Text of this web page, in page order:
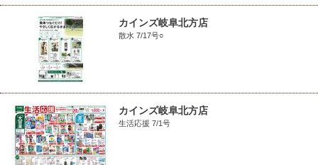
カインズ岐阜北方店
散水 7/17号○
カインズ岐阜北方店
生活応援 7/1号